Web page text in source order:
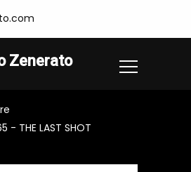
Zenerato
- THE LAST SHOT